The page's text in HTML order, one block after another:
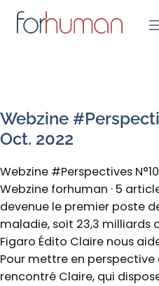
Aller
Webzine
Oct. 2022
Webzine #Perspectives
Webzine forhuman · 5
devenue le premier poste
maladie, soit 23,3 milliards
Figaro Édito Claire nous
Pour mettre en
rencontré Claire, qui